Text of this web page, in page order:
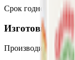
Срок годности 12
Изготовитель
Производитель:ООО